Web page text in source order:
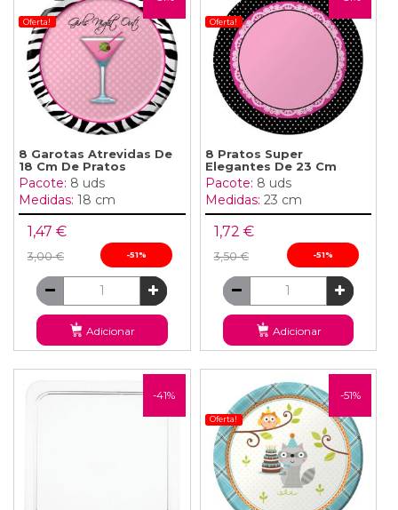
Oferta!
8 Garotas Atrevidas De
18 Cm De Pratos
Pacote: 8 uds
Medidas: 18 cm
1,47 €
3,00 € -51%
Adicionar
Oferta!
8 Pratos Super
Elegantes De 23 Cm
Pacote: 8 uds
Medidas: 23 cm
1,72 €
3,50 € -51%
Adicionar
-41% -51%
Oferta!